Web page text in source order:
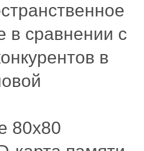
в сравнении с
в
80х80